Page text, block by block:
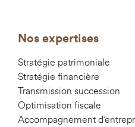
Nos expertises
Stratégie patrimoniale
Stratégie financière
Transmission succession
Optimisation fiscale
Accompagnement